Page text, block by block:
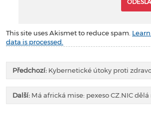
This site uses Akismet to reduce spam.
data is processed.
Předchozí: Kybernetické útoky proti
Další: Má africká mise: pexeso CZ.NIC dělá